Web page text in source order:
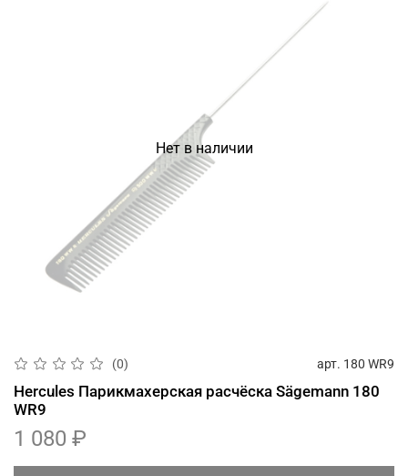
Нет в наличии
(0) арт. 180 WR9
Hercules Парикмахерская расчёска Sägemann 180
WR9
1 080 ₽